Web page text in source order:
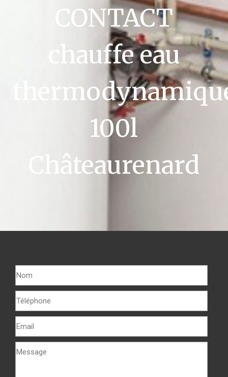
CONTACT
chauffe eau
100l
Châteaurenard